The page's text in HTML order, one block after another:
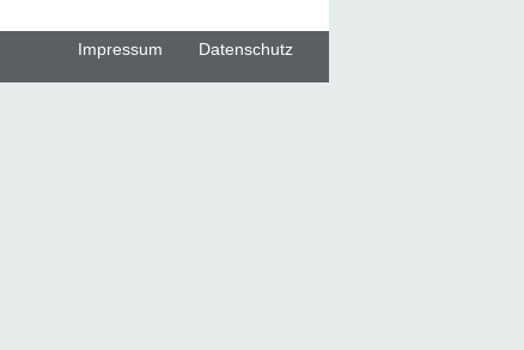
Impressum Datenschutz